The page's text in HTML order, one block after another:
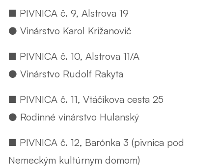
■ PIVNICA č. 9, Alstrova 19
● Vinárstvo Karol Križanovič
■ PIVNICA č. 10, Alstrova 11/A
● Vinárstvo Rudolf Rakyta
■ PIVNICA č. 11, Vtáčikova cesta 25
● Rodinné vinárstvo Hulanský
■ PIVNICA č. 12, Barónka 3 (pivnica pod
Nemeckým kultúrnym domom)